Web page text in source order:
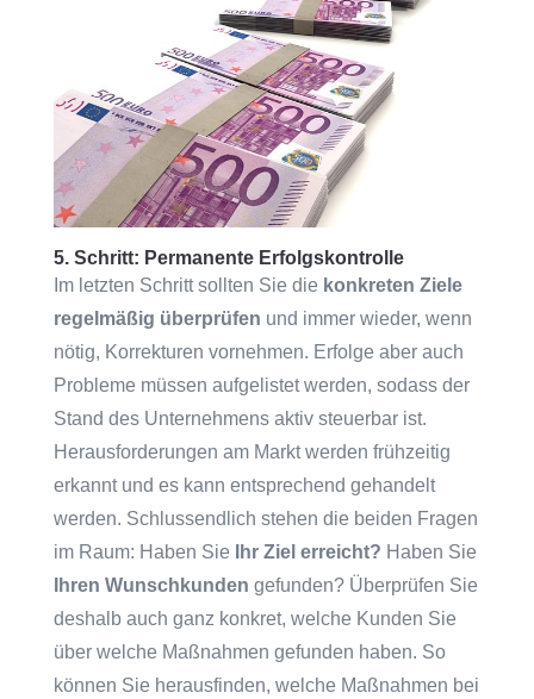
5. Schritt: Permanente Erfolgskontrolle
Im letzten Schritt sollten Sie die konkreten Ziele
regelmäßig überprüfen und immer wieder, wenn
nötig, Korrekturen vornehmen. Erfolge aber auch
Probleme müssen aufgelistet werden, sodass der
Stand des Unternehmens aktiv steuerbar ist.
Herausforderungen am Markt werden frühzeitig
erkannt und es kann entsprechend gehandelt
werden. Schlussendlich stehen die beiden Fragen
im Raum: Haben Sie Ihr Ziel erreicht? Haben Sie
Ihren Wunschkunden gefunden? Überprüfen Sie
deshalb auch ganz konkret, welche Kunden Sie
über welche Maßnahmen gefunden haben. So
können Sie herausfinden, welche Maßnahmen bei